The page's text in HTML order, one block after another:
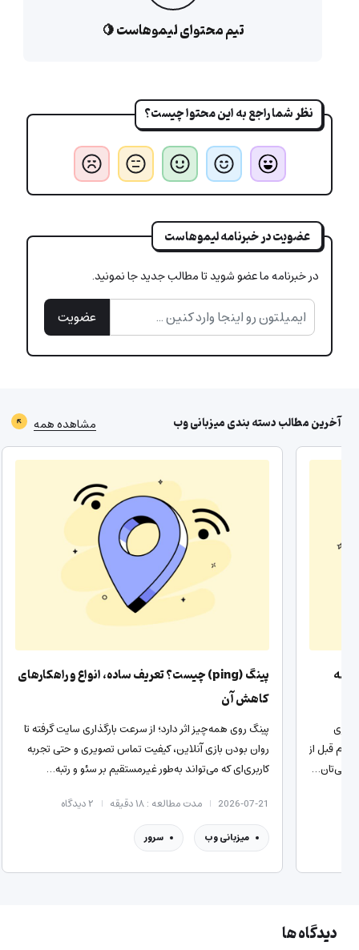
تیم محتوای لیموهاست 🍋
نظر شما راجع به این محتوا چیست؟
عضویت در خبرنامه لیموهاست
در خبرنامه ما عضو شوید تا مطالب جدید جا نمونید.
عضویت
آخرین مطالب دسته بندیمیزبانی وب مشاهده همه
قدم قبل از
پینگ (ping) چیست؟ تعریف ساده، انواع و راهکارهای
کاهش آن
پینگ روی همه‌چیز اثر دارد؛ از سرعت بارگذاری سایت گرفته تا
روان بودن بازی آنلاین، کیفیت تماس تصویری و حتی تجربه
کاربری‌ای که می‌تواند به‌طور غیرمستقیم بر سئو و رتبه…
2026-07-21 مدت مطالعه : ۱۸ دقیقه ۲دیدگاه
میزبانی وب سرور
دیدگاه ها